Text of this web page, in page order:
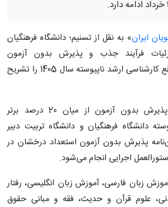
ایران» به نقل از تسنیم؛ دانشگاه فرهنگیان
فرآیند جذب و پذیرش بدون آزمون
استعدادهای درخشان مقطع کارشناسی ارشد ناپیوسته سال 1405 را تشریح
بر اساس این اطلاعیه، پذیرش بدون آزمون از میان 20 درصد برتر
دانشگاه فرهنگیان و دانشگاه تربیت دبیر
پذیرش بدون آزمون استعداد درخشان در
اجرایی انجام می‌شود.
زبان فارسی، آموزش زبان انگلیسی، رفتار
علوم قرآن و حدیث، فقه و مبانی حقوق